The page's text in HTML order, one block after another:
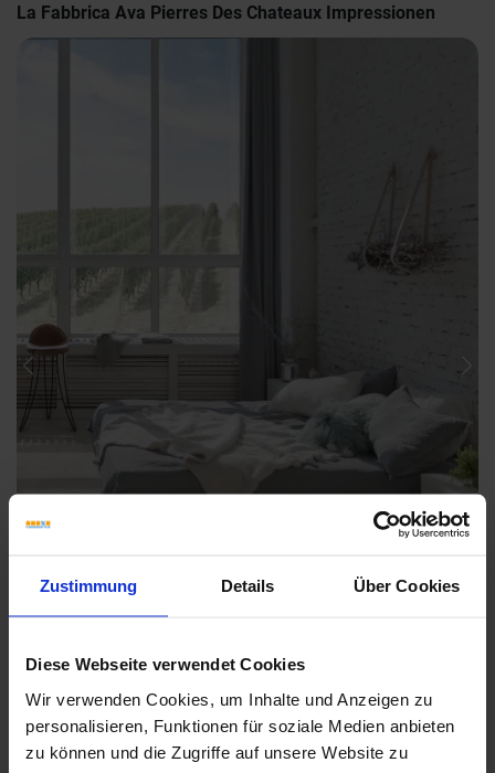
Zustimmung Details Über Cookies
Diese Webseite verwendet Cookies
Wir verwenden Cookies, um Inhalte und Anzeigen zu
personalisieren, Funktionen für soziale Medien anbieten
zu können und die Zugriffe auf unsere Website zu
La Fabbrica Ava Pierres Des Chateaux Impressionen
Previous
Weitere Serien von La Fabbrica Ava